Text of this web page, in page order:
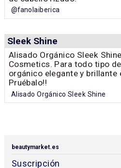
@fanolaiberica
Sleek Shine
Alisado Orgánico Sleek
Cosmetics. Para todo tipo
orgánico elegante y brillante
Pruébalo!!
Alisado Orgánico Sleek Shine
beautymarket.es
Suscripción